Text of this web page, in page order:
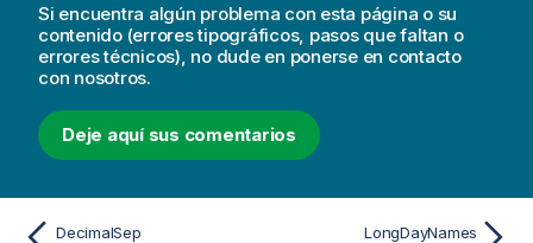
Si encuentra algún problema con esta página o su
contenido (errores tipográficos, pasos que faltan o
errores técnicos), no dude en ponerse en contacto
con nosotros.
Deje aquí sus comentarios
DecimalSep LongDayNames